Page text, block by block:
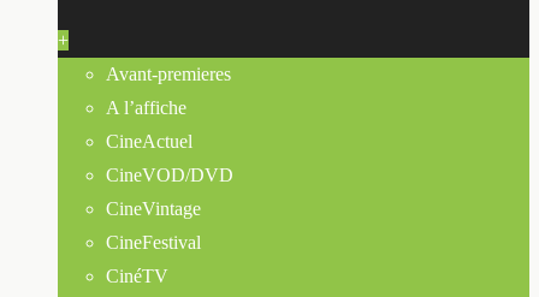
+
Avant-premieres
A l’affiche
CineActuel
CineVOD/DVD
CineVintage
CineFestival
CinéTV